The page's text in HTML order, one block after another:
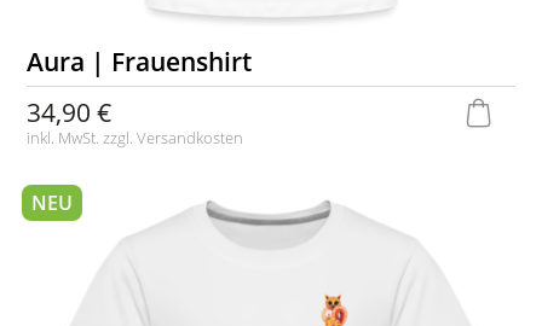
Aura | Frauenshirt
34,90 €
inkl. MwSt. zzgl.Versandkosten
NEU